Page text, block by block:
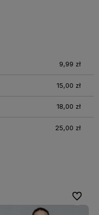
9,99 zł
15,00 zł
18,00 zł
25,00 zł
Do
Do